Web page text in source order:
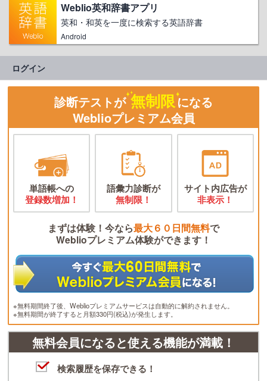
Weblio英和辞書アプリ
英和・和英を一度に検索する英語辞書
Android
ログイン
診断テストが 無制限になる
Weblioプレミアム会員
単語帳への
登録数増加！
語彙力診断が
無制限！
サイト内広告が
非表示！
まずは体験！今なら最大６０日間無料で
Weblioプレミアム体験ができます！
※無料期間終了後、Weblioプレミアムサービスは自動的に解約されません。
※無料期間が終了すると月額330円(税込)が発生します。
無料会員になると使える機能が満載！
検索履歴を保存できる！